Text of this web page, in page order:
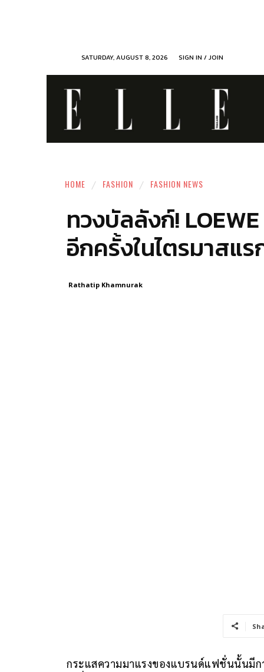
SATURDAY, AUGUST 8, 2026 SIGN IN / JOIN
HOME FASHION FASHION NEWS
ทวงบัลลังก์!
อีกครั้งในไตรมาสแ
Rathatip Khamnurak
กระแสความมาแรงของแบรนด์แฟชั่นนั้นมี